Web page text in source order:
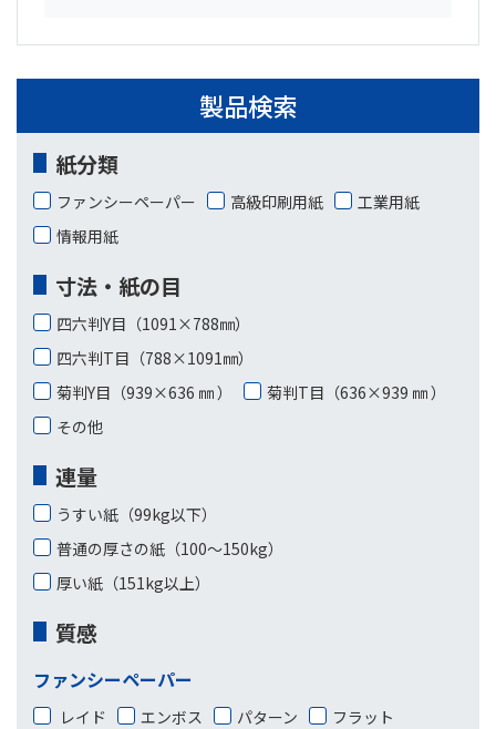
製品検索
紙分類
ファンシーペーパー 高級印刷用紙
工業用紙
情報用紙
寸法・紙の目
四六判Y目（1091×788㎜）
四六判T目（788×1091㎜）
菊判Y目（939×636 ㎜ ）
菊判T目（636×939 ㎜ ）
その他
連量
うすい紙（99kg以下）
普通の厚さの紙（100〜150kg）
厚い紙（151kg以上）
質感
ファンシーペーパー
レイド エンボス パターン
フラット